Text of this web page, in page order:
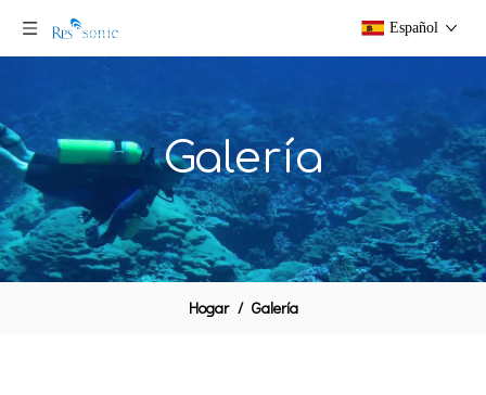
Español
Galería
Hogar / Galería